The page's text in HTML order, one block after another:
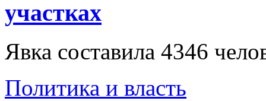
участках
Явка составила 4346
Политика и власть